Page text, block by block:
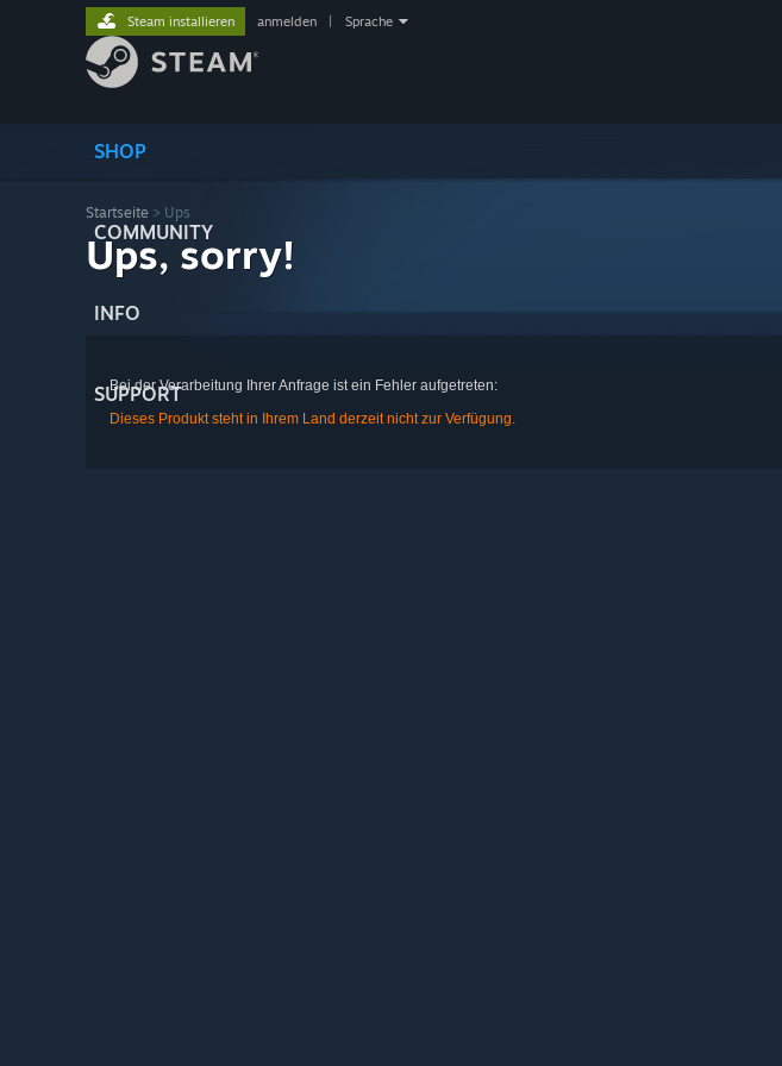
SHOP
COMMUNITY
INFO
SUPPORT
Steam installieren anmelden Sprache
Startseite > Ups
Ups, sorry!
Bei der Verarbeitung Ihrer Anfrage ist ein Fehler aufgetreten:
Dieses Produkt steht in Ihrem Land derzeit nicht zur Verfügung.